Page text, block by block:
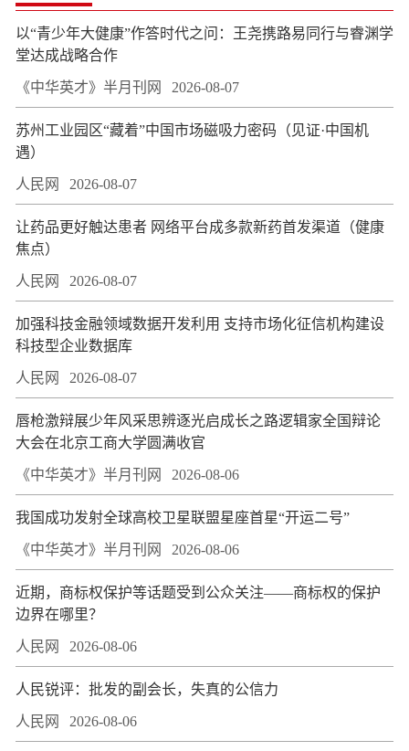
以“青少年大健康”作答时代之问：王尧携路易同行与睿渊学
堂达成战略合作
《中华英才》半月刊网 2026-08-07
苏州工业园区“藏着”中国市场磁吸力密码（见证·中国机
遇）
人民网 2026-08-07
让药品更好触达患者 网络平台成多款新药首发渠道（健康
焦点）
人民网 2026-08-07
加强科技金融领域数据开发利用 支持市场化征信机构建设
科技型企业数据库
人民网 2026-08-07
唇枪激辩展少年风采思辨逐光启成长之路逻辑家全国辩论
大会在北京工商大学圆满收官
《中华英才》半月刊网 2026-08-06
我国成功发射全球高校卫星联盟星座首星“开运二号”
《中华英才》半月刊网 2026-08-06
近期，商标权保护等话题受到公众关注——商标权的保护
边界在哪里？
人民网 2026-08-06
人民锐评：批发的副会长，失真的公信力
人民网 2026-08-06